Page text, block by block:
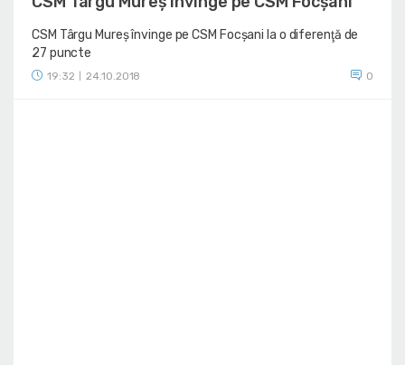
CSM Târgu Mureș învinge pe CSM Focșani la o diferenţă de
27 puncte
19:32 24.10.2018 0